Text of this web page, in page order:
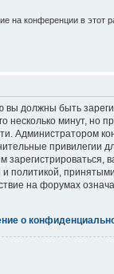
на конференции в этот
должны быть
несколько минут, но
Администратором
привилегии
зарегистрироваться,
политикой,
на форумах
о